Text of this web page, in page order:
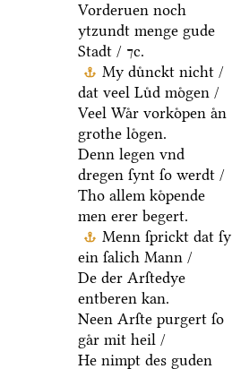
Vorderuen noch
ytzundt menge gude
Stadt / ⁊c.
My duͤnckt nicht /
dat veel Luͤd moͤgen /
Veel Waͤr vorkoͤpen aͤn
grothe loͤgen.
Denn legen vnd
dregen ſynt ſo werdt /
Tho allem koͤpende
men erer begert.
Menn ſprickt dat ſy
ein ſalich Mann /
De der Arſtedye
entberen kan.
Neen Arſte purgert ſo
gaͤr mit heil /
He nimpt des guden